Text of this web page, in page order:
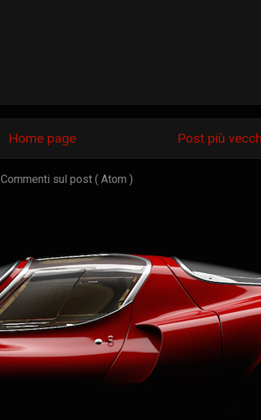
Post più
Home page
Commenti sul post ( Atom )